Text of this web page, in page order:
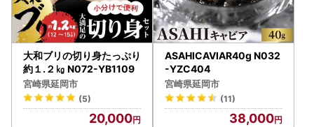
大和ブリの切り身たっぷり
約１.２㎏ N072-YB1109
宮崎県延岡市
(5)
20,000
ASAHICAVIAR40g N032
-YZC404
宮崎県延岡市
(11)
38,000